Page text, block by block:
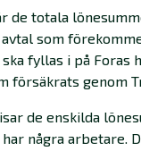
de totala
som
fyllas i på Foras
försäkrats genom
de enskilda
några arbetare.